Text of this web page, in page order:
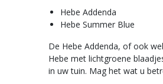
Hebe Addenda
Hebe Summer Blue
De Hebe Addenda, of ook
Hebe met lichtgroene
in uw tuin. Mag het wat u